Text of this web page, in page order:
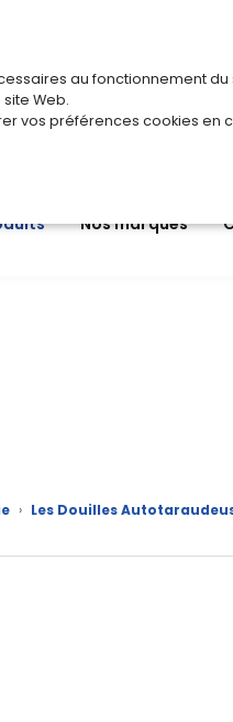
Nos marques
› Les Douilles
au fonctionnement
Web.
vos préférences cookies en